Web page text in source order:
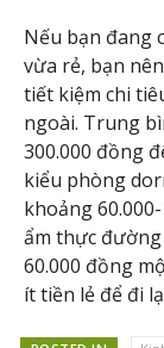
Nếu bạn đang
vừa rẻ, bạn
tiết kiệm chi
ngoài. Trung
300.000 đồng
kiểu phòng
khoảng
ẩm thực
60.000 đồng
ít tiền lẻ để đi